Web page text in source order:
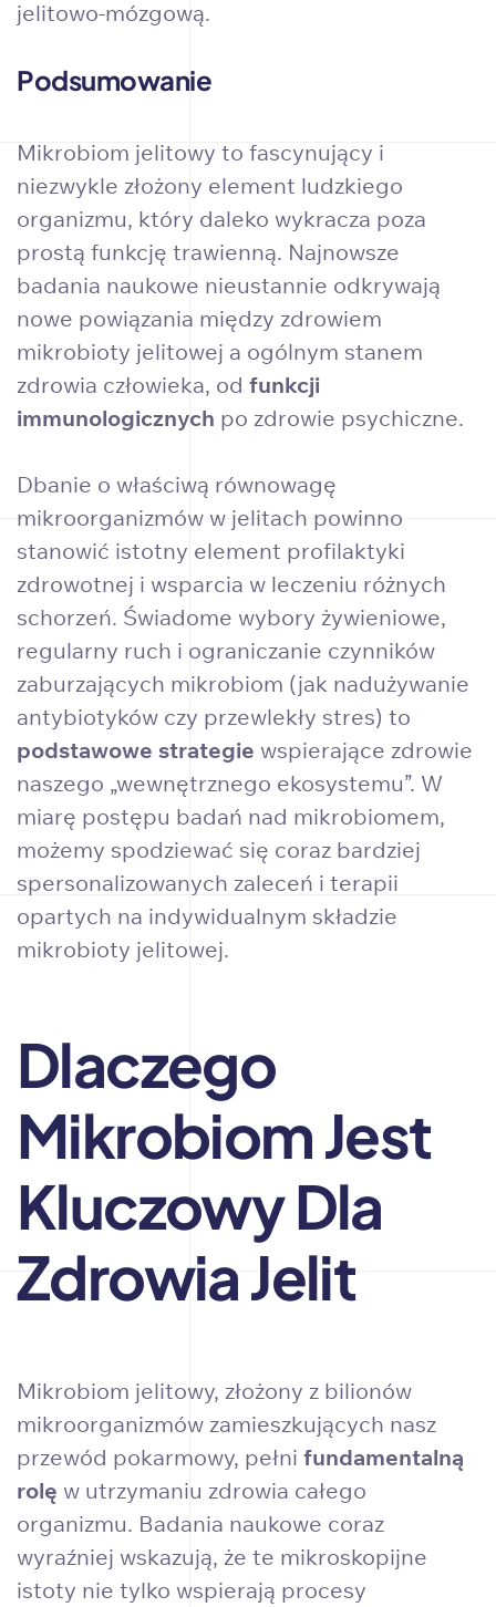
jelitowo-mózgową.
Podsumowanie
Mikrobiom jelitowy to fascynujący i
niezwykle złożony element ludzkiego
organizmu, który daleko wykracza poza
prostą funkcję trawienną. Najnowsze
badania naukowe nieustannie odkrywają
nowe powiązania między zdrowiem
mikrobioty jelitowej a ogólnym stanem
zdrowia człowieka, od funkcji
immunologicznych po zdrowie psychiczne.
Dbanie o właściwą równowagę
mikroorganizmów w jelitach powinno
stanowić istotny element profilaktyki
zdrowotnej i wsparcia w leczeniu różnych
schorzeń. Świadome wybory żywieniowe,
regularny ruch i ograniczanie czynników
zaburzających mikrobiom (jak nadużywanie
antybiotyków czy przewlekły stres) to
podstawowe strategie wspierające zdrowie
naszego „wewnętrznego ekosystemu”. W
miarę postępu badań nad mikrobiomem,
możemy spodziewać się coraz bardziej
spersonalizowanych zaleceń i terapii
opartych na indywidualnym składzie
mikrobioty jelitowej.
Dlaczego
Mikrobiom Jest
Kluczowy Dla
Zdrowia Jelit
Mikrobiom jelitowy, złożony z bilionów
mikroorganizmów zamieszkujących nasz
przewód pokarmowy, pełni fundamentalną
rolę w utrzymaniu zdrowia całego
organizmu. Badania naukowe coraz
wyraźniej wskazują, że te mikroskopijne
istoty nie tylko wspierają procesy